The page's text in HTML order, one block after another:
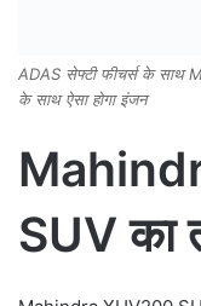
ADAS सेफ्टी फीचर्स के
के साथ ऐसा होगा इंजन
SUV का